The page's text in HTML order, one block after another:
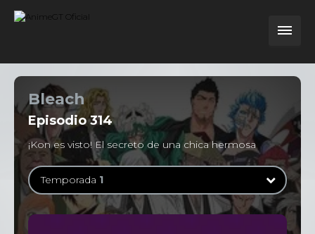
Bleach
Episodio314
¡Kon es visto! El secreto de una chica hermosa
Temporada 1